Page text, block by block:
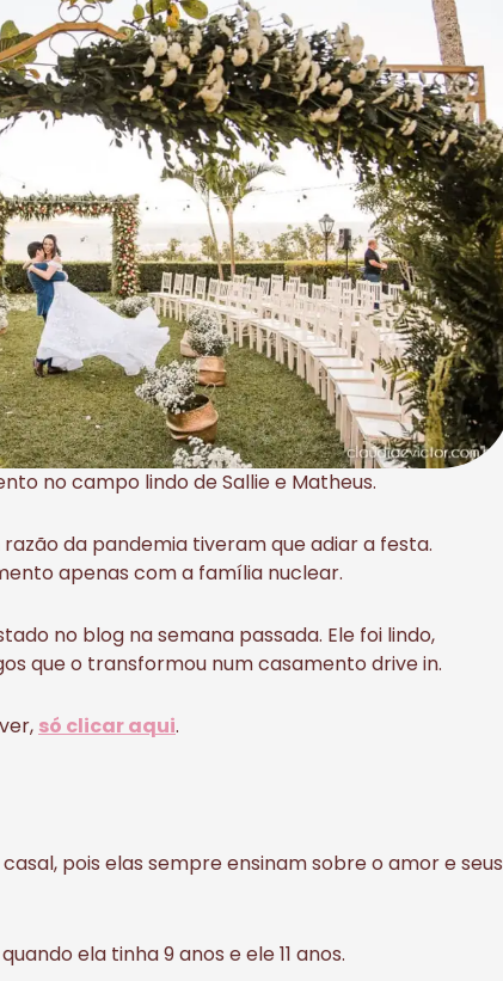
no campo lindo de Sallie e Matheus.
da pandemia tiveram que adiar a festa.
apenas com a família nuclear.
no blog na semana passada. Ele foi lindo,
que o transformou num casamento drive in.
só clicar aqui.
pois elas sempre ensinam sobre o amor e seus
ela tinha 9 anos e ele 11 anos.